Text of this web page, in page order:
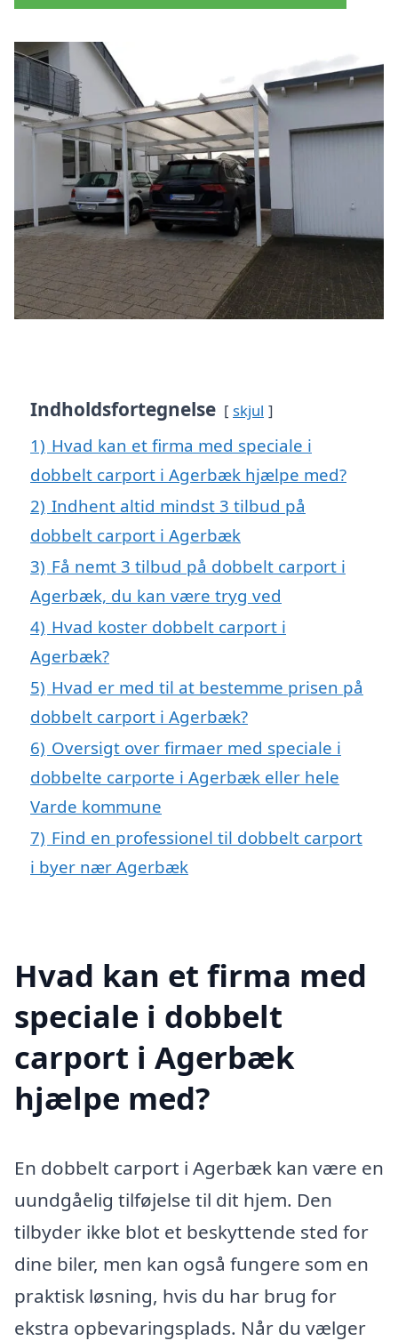
Indholdsfortegnelse skjul
1) Hvad kan et firma med speciale i
dobbelt carport i Agerbæk hjælpe med?
2) Indhent altid mindst 3 tilbud på
dobbelt carport i Agerbæk
3) Få nemt 3 tilbud på dobbelt carport i
Agerbæk, du kan være tryg ved
4) Hvad koster dobbelt carport i
Agerbæk?
5) Hvad er med til at bestemme prisen på
dobbelt carport i Agerbæk?
6) Oversigt over firmaer med speciale i
dobbelte carporte i Agerbæk eller hele
Varde kommune
7) Find en professionel til dobbelt carport
i byer nær Agerbæk
Hvad kan et firma med
speciale i dobbelt
carport i Agerbæk
hjælpe med?
En dobbelt carport i Agerbæk kan være en
uundgåelig tilføjelse til dit hjem. Den
tilbyder ikke blot et beskyttende sted for
dine biler, men kan også fungere som en
praktisk løsning, hvis du har brug for
ekstra opbevaringsplads. Når du vælger